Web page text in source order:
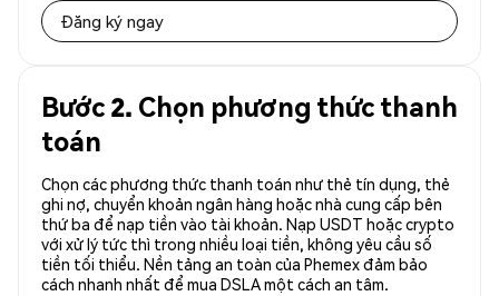
Đăng ký ngay
Bước 2. Chọn phương thức thanh
toán
Chọn các phương thức thanh toán như thẻ tín dụng, thẻ
ghi nợ, chuyển khoản ngân hàng hoặc nhà cung cấp bên
thứ ba để nạp tiền vào tài khoản. Nạp USDT hoặc crypto
với xử lý tức thì trong nhiều loại tiền, không yêu cầu số
tiền tối thiểu. Nền tảng an toàn của Phemex đảm bảo
cách nhanh nhất để mua DSLA một cách an tâm.